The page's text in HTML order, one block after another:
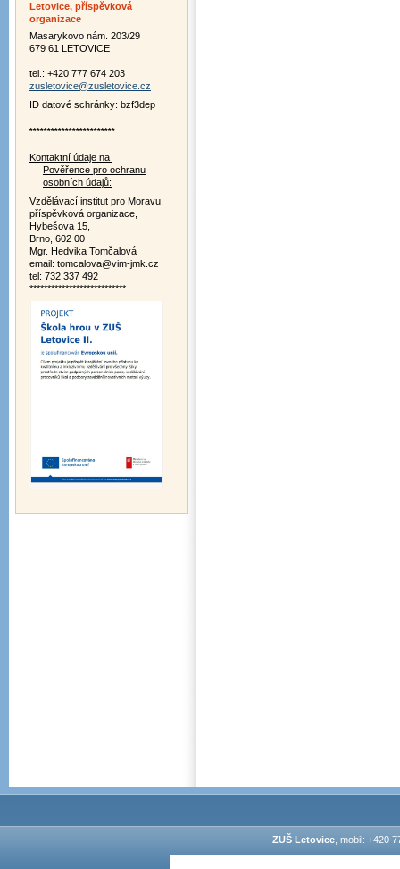
Letovice, příspěvková
organizace
Masarykovo nám. 203/29
679 61 LETOVICE
tel.: +420 777 674 203
zusletovice@zusletovice.cz
ID datové schránky: bzf3dep
************************
Kontaktní údaje na
Pověřence pro ochranu
osobních údajů:
Vzdělávací institut pro Moravu,
příspěvková organizace,
Hybešova 15,
Brno, 602 00
Mgr. Hedvika Tomčalová
email: tomcalova@vim-jmk.cz
tel: 732 337 492
***************************
ZUŠ Letovice, mobil: +420